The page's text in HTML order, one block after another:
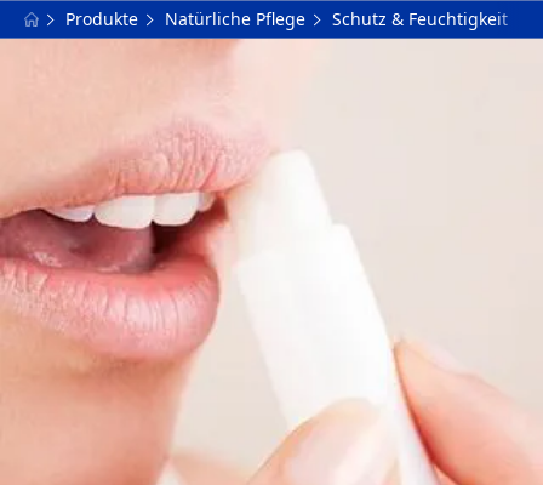
Produkte Natürliche Pflege Schutz & Feuchtigkeit
FILTER
Extra natürlich
Pflege & Farbe
AUSGEWÄHLTE FILTER